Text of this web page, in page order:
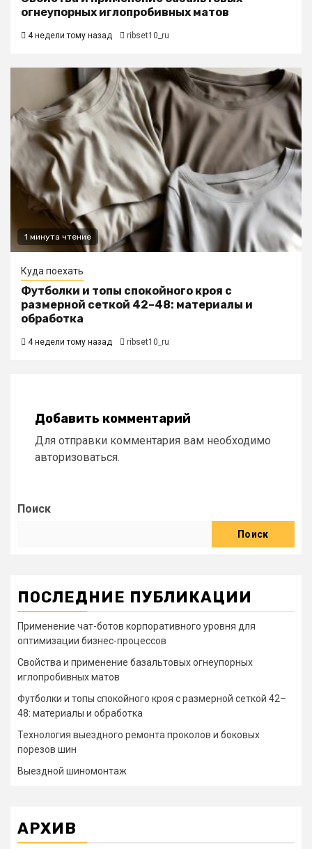
огнеупорных иглопробивных матов
4 недели тому назад ribset10_ru
1 минута чтение
Куда поехать
Футболки и топы спокойного кроя с
размерной сеткой 42–48: материалы и
обработка
4 недели тому назад ribset10_ru
Добавить комментарий
Для отправки комментария вам необходимо
авторизоваться.
Поиск
Поиск
ПОСЛЕДНИЕ ПУБЛИКАЦИИ
Применение чат-ботов корпоративного уровня для
оптимизации бизнес-процессов
Свойства и применение базальтовых огнеупорных
иглопробивных матов
Футболки и топы спокойного кроя с размерной сеткой 42–
48: материалы и обработка
Технология выездного ремонта проколов и боковых
порезов шин
Выездной шиномонтаж
АРХИВ